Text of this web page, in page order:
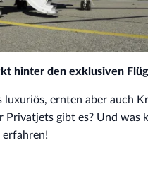
hinter den exklusiven
luxuriös, ernten aber auch
Privatjets gibt es? Und was
erfahren!